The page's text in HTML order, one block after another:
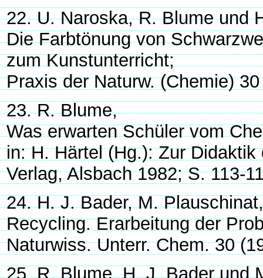
22. U. Naroska, R. Blume und
Die Farbtönung von
zum Kunstunterricht;
Praxis der Naturw. (Chemie)
23. R. Blume,
Was erwarten Schüler vom
in: H. Härtel (Hg.): Zur
Verlag, Alsbach 1982; S. 113-
24. H. J. Bader, M.
Recycling. Erarbeitung der
Naturwiss. Unterr. Chem. 30
25. R. Blume, H. J. Bader und